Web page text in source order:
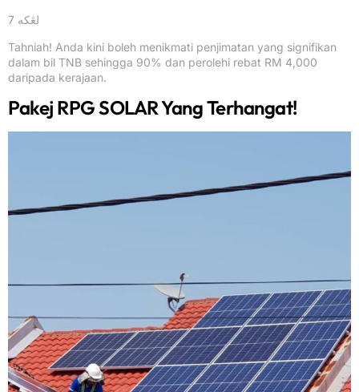
لڠکه 7
Tahniah! Anda kini boleh menikmati penjimatan yang signifikan
dalam bil TNB sehingga 90% dan perolehi rebat RM 4,000
daripada kerajaan.
Pakej RPG SOLAR Yang Terhangat!